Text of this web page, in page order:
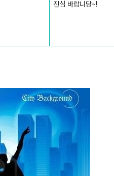
진심 바랍니당~!